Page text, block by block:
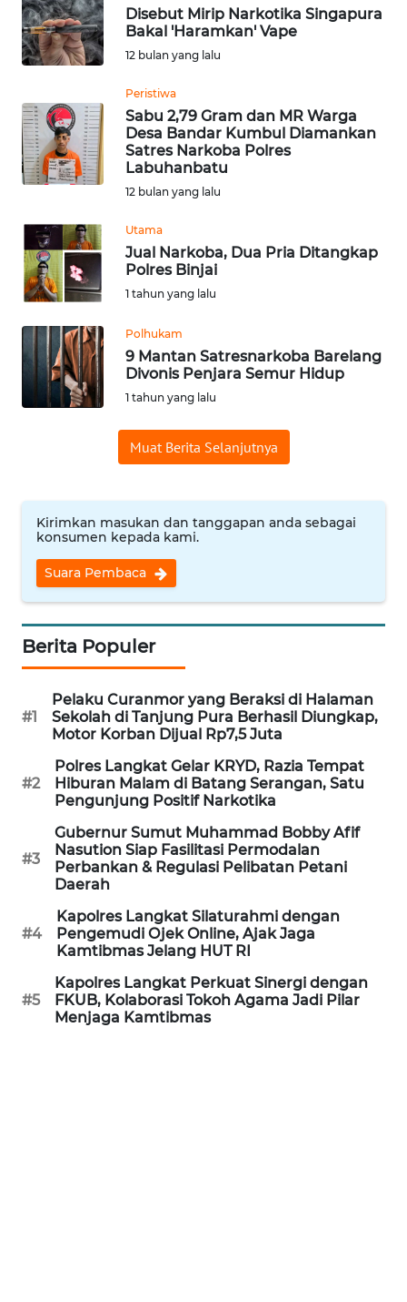
Disebut Mirip Narkotika Singapura
Bakal 'Haramkan' Vape
12 bulan yang lalu
Peristiwa
Sabu 2,79 Gram dan MR Warga
Desa Bandar Kumbul Diamankan
Satres Narkoba Polres
Labuhanbatu
12 bulan yang lalu
Utama
Jual Narkoba, Dua Pria Ditangkap
Polres Binjai
1 tahun yang lalu
Polhukam
9 Mantan Satresnarkoba Barelang
Divonis Penjara Semur Hidup
1 tahun yang lalu
Muat Berita Selanjutnya
Kirimkan masukan dan tanggapan anda sebagai
konsumen kepada kami.
Suara Pembaca
Berita Populer
#1
Pelaku Curanmor yang Beraksi di Halaman
Sekolah di Tanjung Pura Berhasil Diungkap,
Motor Korban Dijual Rp7,5 Juta
#2
Polres Langkat Gelar KRYD, Razia Tempat
Hiburan Malam di Batang Serangan, Satu
Pengunjung Positif Narkotika
#3
Gubernur Sumut Muhammad Bobby Afif
Nasution Siap Fasilitasi Permodalan
Perbankan & Regulasi Pelibatan Petani
Daerah
#4
Kapolres Langkat Silaturahmi dengan
Pengemudi Ojek Online, Ajak Jaga
Kamtibmas Jelang HUT RI
#5
Kapolres Langkat Perkuat Sinergi dengan
FKUB, Kolaborasi Tokoh Agama Jadi Pilar
Menjaga Kamtibmas
WN
PADANG
LAWAS
SUMEDANG
WN
CIANJUR
WN
KEPULAUAN
SERIBU
TANGERANG
WN
BINJAI
WN
INDRAMAYU
WN
KUNINGAN
WN
MAJALENGKA
WN
SUBANG
WN
SUKABUMI
WN
PURWAKARTA
WN
PRIANGAN
TIMUR
WN
SEMARANG